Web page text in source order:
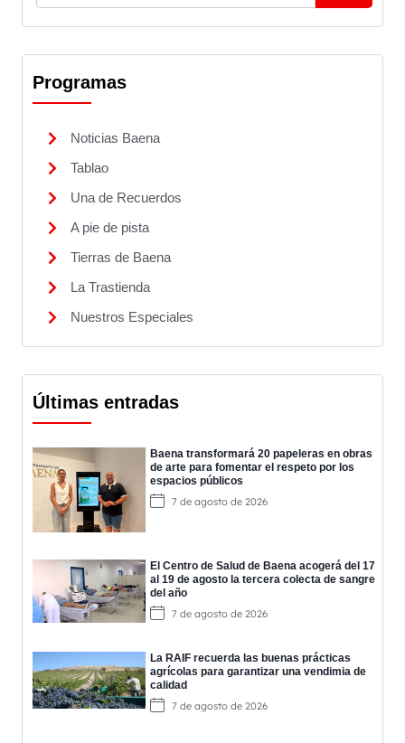
Programas
Noticias Baena
Tablao
Una de Recuerdos
A pie de pista
Tierras de Baena
La Trastienda
Nuestros Especiales
Últimas entradas
Baena transformará 20 papeleras en obras
de arte para fomentar el respeto por los
espacios públicos
7 de agosto de 2026
El Centro de Salud de Baena acogerá del 17
al 19 de agosto la tercera colecta de sangre
del año
7 de agosto de 2026
La RAIF recuerda las buenas prácticas
agrícolas para garantizar una vendimia de
calidad
7 de agosto de 2026